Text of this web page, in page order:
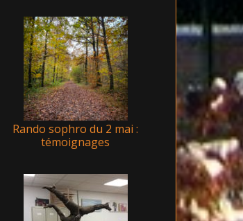
Rando sophro du 2 mai :
témoignages